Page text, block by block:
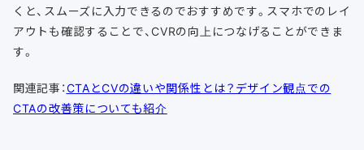
くと、スムーズに入力できるのでおすすめです。スマホでのレイ
アウトも確認することで、CVRの向上につなげることができま
す。
関連記事：CTAとCVの違いや関係性とは？デザイン観点での
CTAの改善策についても紹介